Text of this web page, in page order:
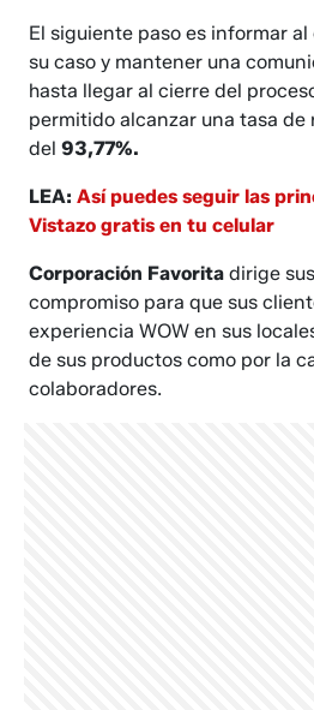
El siguiente paso es informar
su caso y mantener una
hasta llegar al cierre del
permitido alcanzar una tasa de
del93,77%.
LEA:Así puedes seguir las
Vistazo gratis en tu celular
Corporación Favorita dirige
compromiso para que sus
experiencia WOW en sus
de sus productos como por la
colaboradores.